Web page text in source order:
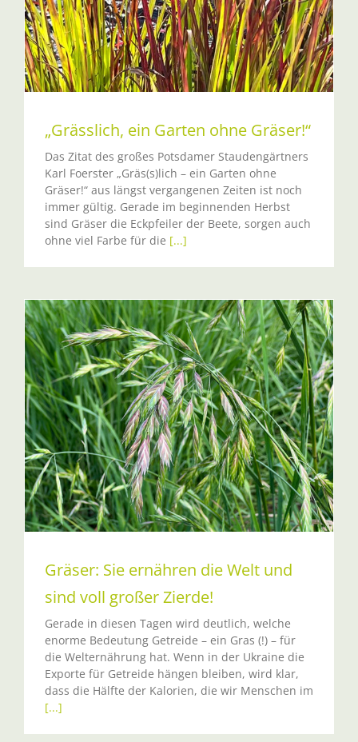
„Grässlich, ein Garten ohne Gräser!“
Das Zitat des großes Potsdamer Staudengärtners
Karl Foerster „Gräs(s)lich – ein Garten ohne
Gräser!“ aus längst vergangenen Zeiten ist noch
immer gültig. Gerade im beginnenden Herbst
sind Gräser die Eckpfeiler der Beete, sorgen auch
ohne viel Farbe für die [...]
Gräser: Sie ernähren die Welt und
sind voll großer Zierde!
Gerade in diesen Tagen wird deutlich, welche
enorme Bedeutung Getreide – ein Gras (!) – für
die Welternährung hat. Wenn in der Ukraine die
Exporte für Getreide hängen bleiben, wird klar,
dass die Hälfte der Kalorien, die wir Menschen im
[...]